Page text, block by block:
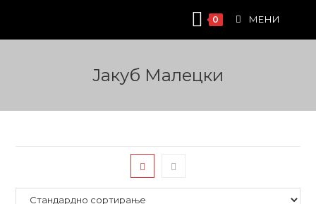
content
0 МЕНИ
Јакуб Малецки